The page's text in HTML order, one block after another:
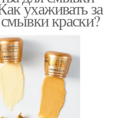
ухаживать за
краски?